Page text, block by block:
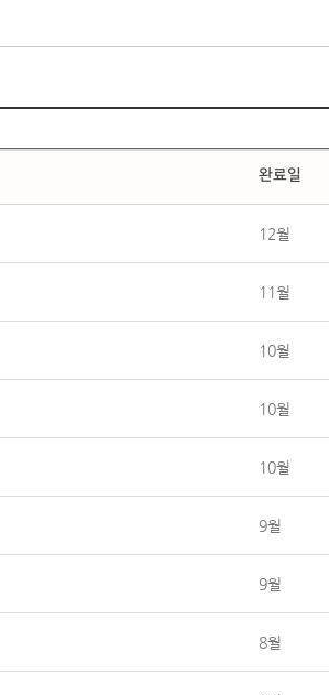
완료일
12월
11월
10월
10월
10월
9월
9월
8월